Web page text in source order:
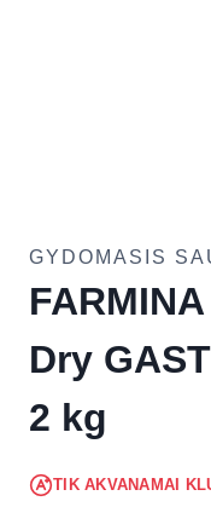
GYDOMASIS
FARMINA
Dry
2 kg
TIK AKVANAMAI